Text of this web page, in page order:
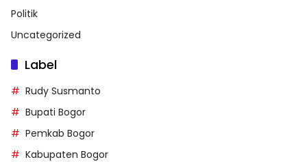
Politik
Uncategorized
Label
Rudy Susmanto
Bupati Bogor
Pemkab Bogor
Kabupaten Bogor